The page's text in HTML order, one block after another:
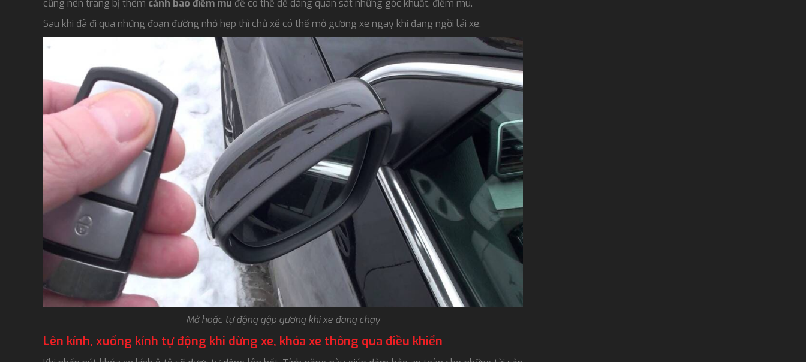
cũng nên trang bị thêm cảnh báo điểm mù để có thể dễ dàng quan sát những góc khuất, điểm mù.
Sau khi đã đi qua những đoạn đường nhỏ hẹp thì chủ xế có thể mở gương xe ngay khi đang ngồi lái xe.
Mở hoặc tự động gập gương khi xe đang chạy
Lên kính, xuống kính tự động khi dừng xe, khóa xe thông qua điều khiển